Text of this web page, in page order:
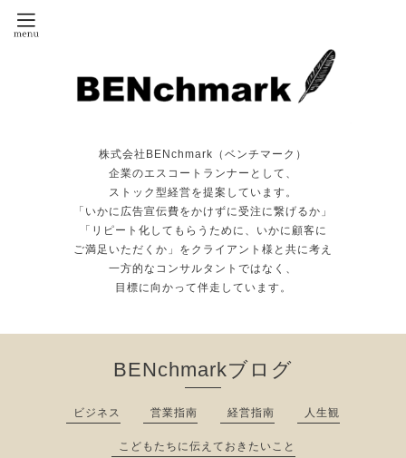
株式会社BENchmark（ベンチマーク）
企業のエスコートランナーとして、
ストック型経営を提案しています。
「いかに広告宣伝費をかけずに受注に繋げるか」
「リピート化してもらうために、いかに顧客に
ご満足いただくか」をクライアント様と共に考え
一方的なコンサルタントではなく、
目標に向かって伴走しています。
BENchmarkブログ
ビジネス 営業指南 経営指南 人生観
こどもたちに伝えておきたいこと